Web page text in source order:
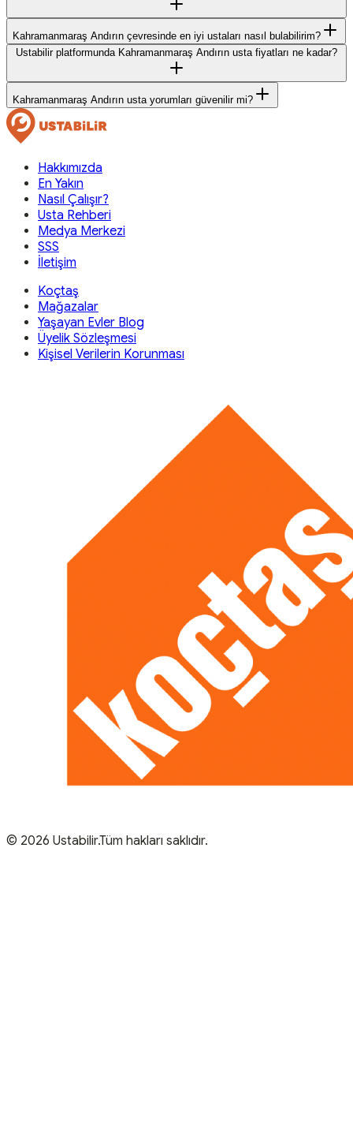
Kahramanmaraş Andırın çevresinde en iyi ustaları nasıl bulabilirim?
Ustabilir platformunda Kahramanmaraş Andırın usta fiyatları ne kadar?
Kahramanmaraş Andırın usta yorumları güvenilir mi?
Hakkımızda
En Yakın
Nasıl Çalışır?
Usta Rehberi
Medya Merkezi
SSS
İletişim
Koçtaş
Mağazalar
Yaşayan Evler Blog
Üyelik Sözleşmesi
Kişisel Verilerin Korunması
© 2026 Ustabilir.Tüm hakları saklıdır.